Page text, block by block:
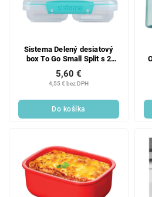
Sistema Delený desiatový
box To Go Small Split s 2
oddielmi 350 ml, mix farieb
4,55 € bez DPH
5,60 €
Do košíka